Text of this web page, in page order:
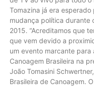
Tomazina já era
mudança política durante
2015. “Acreditamos que
que vem devido a
um evento marcante
Canoagem Brasileira na
João Tomasini
Brasileira de Canoagem.